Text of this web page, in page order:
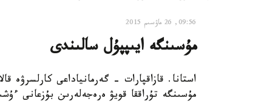
09:56, 26 ماۋسىم 2015
مۇسىنگە ايىپپۇل سالىندى
مۇسىنگە تۇراققا قويۋ ەرەجەلەرىن بۇزعانى